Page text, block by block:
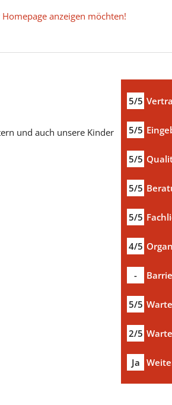
anzeigen möchten!
5/5
5/5
5/5
5/5
5/5
4/5
-
5/5
2/5
Ja
und auch unsere Kinder